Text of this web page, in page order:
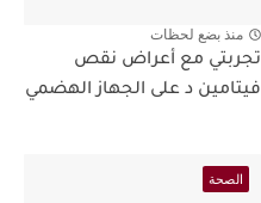
منذ بضع لحظات
تجربتي مع أعراض نقص
فيتامين د على الجهاز الهضمي
الصحة